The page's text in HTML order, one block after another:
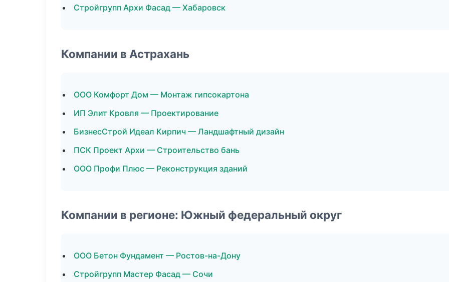
Стройгрупп Архи Фасад — Хабаровск
Компании в Астрахань
ООО Комфорт Дом — Монтаж гипсокартона
ИП Элит Кровля — Проектирование
БизнесСтрой Идеал Кирпич — Ландшафтный дизайн
ПСК Проект Архи — Строительство бань
ООО Профи Плюс — Реконструкция зданий
Компании в регионе: Южный федеральный округ
ООО Бетон Фундамент — Ростов-на-Дону
Стройгрупп Мастер Фасад — Сочи